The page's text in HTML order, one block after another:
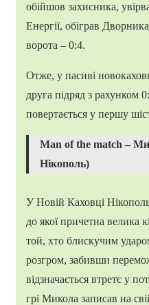
обійшов захисника,
Енергії, обіграв
ворота – 0:4.
Отже, у пасиві
друга підряд з рахунком
повертається у першу
Man of the match –
Нікополь)
У Новій Каховці
до якої причетна велика
той, хто блискучим
розгром, забивши
відзначається втретє у
грі Микола записав на